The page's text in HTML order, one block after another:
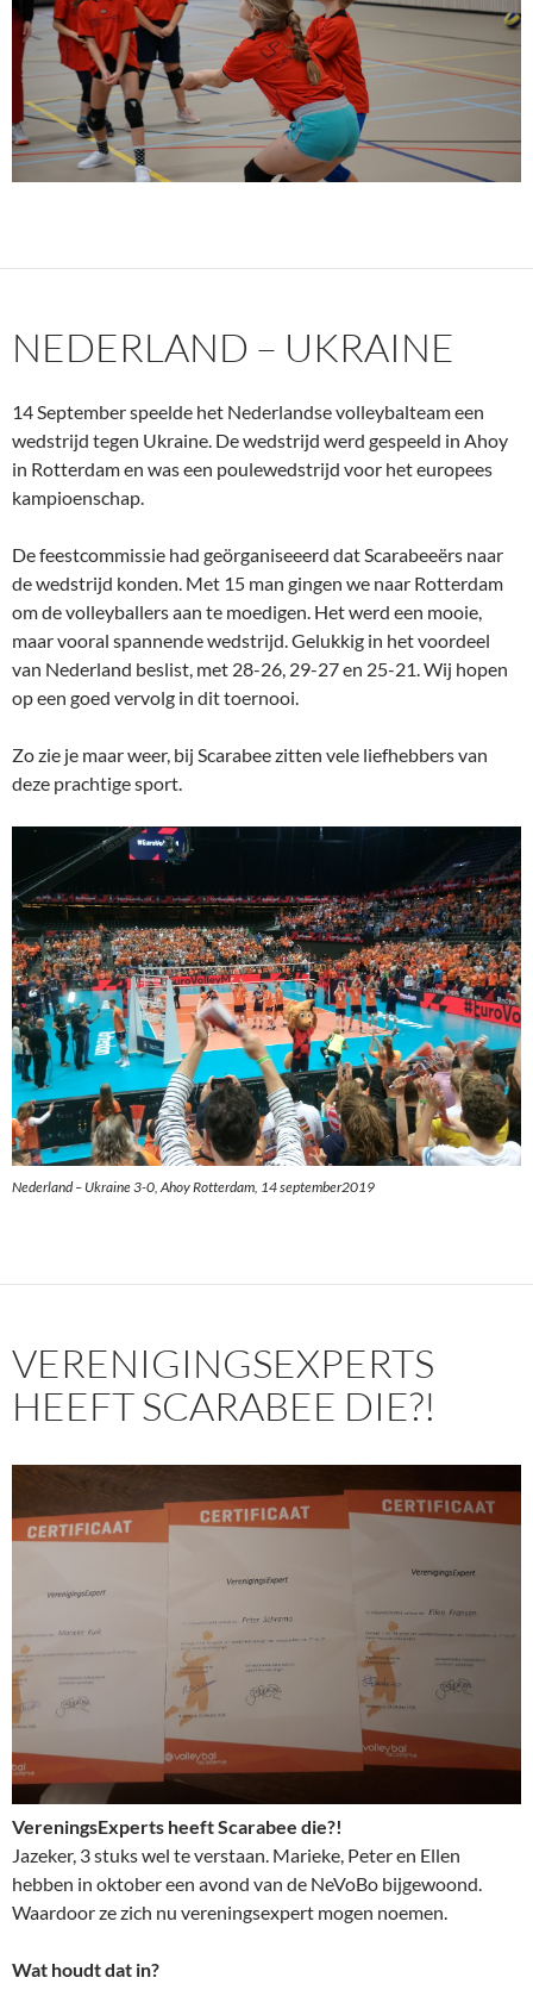
NEDERLAND – UKRAINE
14 September speelde het Nederlandse volleybalteam een
wedstrijd tegen Ukraine. De wedstrijd werd gespeeld in Ahoy
in Rotterdam en was een poulewedstrijd voor het europees
kampioenschap.
De feestcommissie had geörganiseeerd dat Scarabeeërs naar
de wedstrijd konden. Met 15 man gingen we naar Rotterdam
om de volleyballers aan te moedigen. Het werd een mooie,
maar vooral spannende wedstrijd. Gelukkig in het voordeel
van Nederland beslist, met 28-26, 29-27 en 25-21. Wij hopen
op een goed vervolg in dit toernooi.
Zo zie je maar weer, bij Scarabee zitten vele liefhebbers van
deze prachtige sport.
Nederland – Ukraine 3-0, Ahoy Rotterdam, 14 september2019
VERENIGINGSEXPERTS
HEEFT SCARABEE DIE?!
VereningsExperts heeft Scarabee die?!
Jazeker, 3 stuks wel te verstaan. Marieke, Peter en Ellen
hebben in oktober een avond van de NeVoBo bijgewoond.
Waardoor ze zich nu vereningsexpert mogen noemen.
Wat houdt dat in?